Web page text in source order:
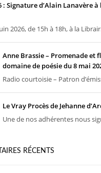
: Signature d’Alain Lanavère
2026, de 15h à 18h, à la
Anne Brassie – Promenade et
domaine de poésie du 8 mai
Radio courtoisie – Patron
Le Vray Procès de Jehanne
Une de nos adhérentes nous
RÉCENTS